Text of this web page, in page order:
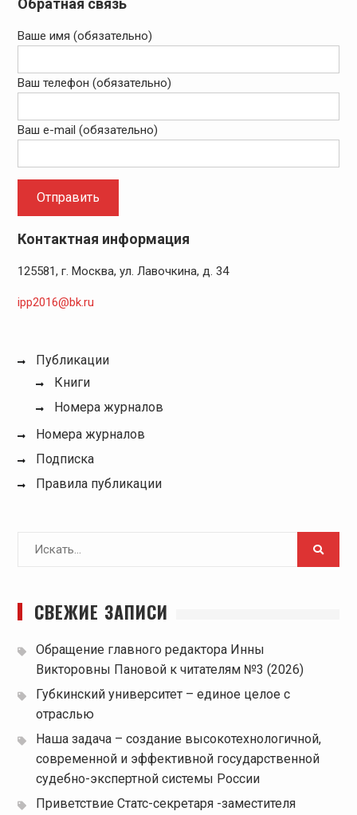
Обратная связь
Ваше имя (обязательно)
Ваш телефон (обязательно)
Ваш e-mail (обязательно)
Контактная информация
125581, г. Москва, ул. Лавочкина, д. 34
ipp2016@bk.ru
Публикации
Книги
Номера журналов
Номера журналов
Подписка
Правила публикации
Поиск
СВЕЖИЕ ЗАПИСИ
Обращение главного редактора Инны
Викторовны Пановой к читателям №3 (2026)
Губкинский университет – единое целое с
отраслью
Наша задача – создание высокотехнологичной,
современной и эффективной государственной
судебно-экспертной системы России
Приветствие Статс-секретаря -заместителя